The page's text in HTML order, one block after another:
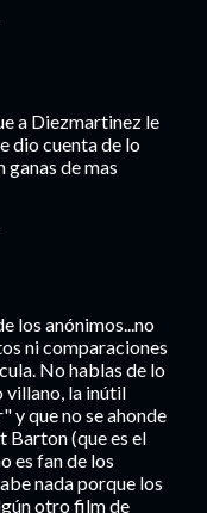
a Diezmartinez le
dio cuenta de lo
ganas de mas
los anónimos...no
ni comparaciones
No hablas de lo
villano, la inútil
y que no se ahonde
Barton (que es el
es fan de los
nada porque los
otro film de